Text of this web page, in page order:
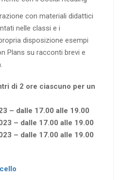
con materiali didattici
nelle classi e i
disposizione esempi
Plans su racconti brevi e
di 2 ore ciascuno per un
– dalle 17.00 alle 19.00
– dalle 17.00 alle 19.00
– dalle 17.00 alle 19.00